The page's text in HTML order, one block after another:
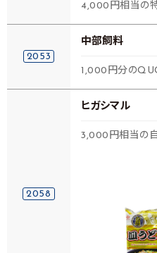
4,000円相当の特
2053
中部飼料
1,000円分のQUO
2058
ヒガシマル
3,000円相当の